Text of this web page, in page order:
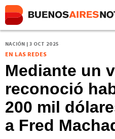
NACIÓN | 3 OCT 2025
EN LAS REDES
Mediante un
reconoció
200 mil
a Fred